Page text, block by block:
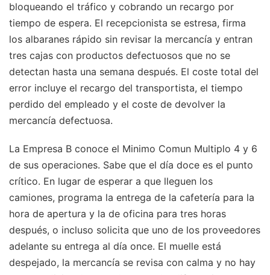
bloqueando el tráfico y cobrando un recargo por
tiempo de espera. El recepcionista se estresa, firma
los albaranes rápido sin revisar la mercancía y entran
tres cajas con productos defectuosos que no se
detectan hasta una semana después. El coste total del
error incluye el recargo del transportista, el tiempo
perdido del empleado y el coste de devolver la
mercancía defectuosa.
La Empresa B conoce el Minimo Comun Multiplo 4 y 6
de sus operaciones. Sabe que el día doce es el punto
crítico. En lugar de esperar a que lleguen los
camiones, programa la entrega de la cafetería para la
hora de apertura y la de oficina para tres horas
después, o incluso solicita que uno de los proveedores
adelante su entrega al día once. El muelle está
despejado, la mercancía se revisa con calma y no hay